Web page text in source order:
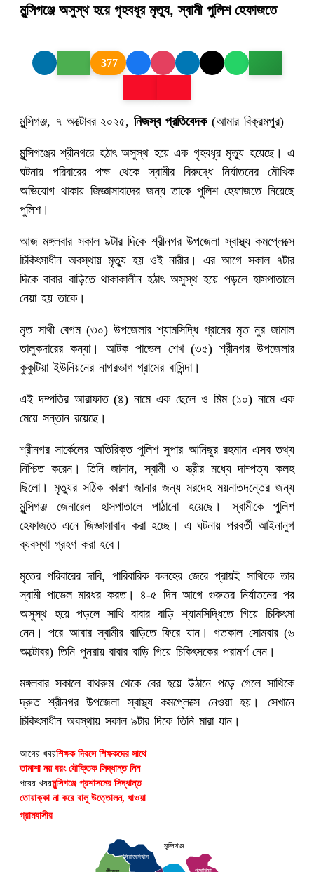
মুন্সিগঞ্জে অসুস্থ হয়ে গৃহবধূর মৃত্যু, স্বামী পুলিশ হেফাজতে
377
মুন্সিগঞ্জ, ৭ অক্টোবর ২০২৫,নিজস্ব প্রতিবেদক (আমার বিক্রমপুর)
মুন্সিগঞ্জের শ্রীনগরে হঠাৎ অসুস্থ হয়ে এক গৃহবধূর মৃত্যু হয়েছে। এ
ঘটনায় পরিবারের পক্ষ থেকে স্বামীর বিরুদ্ধে নির্যাতনের মৌখিক
অভিযোগ থাকায় জিজ্ঞাসাবাদের জন্য তাকে পুলিশ হেফাজতে নিয়েছে
পুলিশ।
আজ মঙ্গলবার সকাল ৯টার দিকে শ্রীনগর উপজেলা স্বাস্থ্য কমপ্লেক্সে
চিকিৎসাধীন অবস্থায় মৃত্যু হয় ওই নারীর। এর আগে সকাল ৭টার
দিকে বাবার বাড়িতে থাকাকালীন হঠাৎ অসুস্থ হয়ে পড়লে হাসপাতালে
নেয়া হয় তাকে।
মৃত সাথী বেগম (৩০) উপজেলার শ্যামসিদ্ধি গ্রামের মৃত নুর জামাল
তালুকদারের কন্যা। আটক পাভেল শেখ (৩৫) শ্রীনগর উপজেলার
কুকুটিয়া ইউনিয়নের নাগরভাগ গ্রামের বাসিন্দা।
এই দম্পতির আরাফাত (৪) নামে এক ছেলে ও মিম (১০) নামে এক
মেয়ে সন্তান রয়েছে।
শ্রীনগর সার্কেলের অতিরিক্ত পুলিশ সুপার আনিছুর রহমান এসব তথ্য
নিশ্চিত করেন। তিনি জানান, স্বামী ও স্ত্রীর মধ্যে দাম্পত্য কলহ
ছিলো। মৃত্যুর সঠিক কারণ জানার জন্য মরদেহ ময়নাতদন্তের জন্য
মুন্সিগঞ্জ জেনারেল হাসপাতালে পাঠানো হয়েছে। স্বামীকে পুলিশ
হেফাজতে এনে জিজ্ঞাসাবাদ করা হচ্ছে। এ ঘটনায় পরবর্তী আইনানুগ
ব্যবস্থা গ্রহণ করা হবে।
মৃতের পরিবারের দাবি, পারিবারিক কলহের জেরে প্রায়ই সাথিকে তার
স্বামী পাভেল মারধর করত। ৪-৫ দিন আগে গুরুতর নির্যাতনের পর
অসুস্থ হয়ে পড়লে সাথি বাবার বাড়ি শ্যামসিদ্ধিতে গিয়ে চিকিৎসা
নেন। পরে আবার স্বামীর বাড়িতে ফিরে যান। গতকাল সোমবার (৬
অক্টোবর) তিনি পুনরায় বাবার বাড়ি গিয়ে চিকিৎসকের পরামর্শ নেন।
মঙ্গলবার সকালে বাথরুম থেকে বের হয়ে উঠানে পড়ে গেলে সাথিকে
দ্রুত শ্রীনগর উপজেলা স্বাস্থ্য কমপ্লেক্সে নেওয়া হয়। সেখানে
চিকিৎসাধীন অবস্থায় সকাল ৯টার দিকে তিনি মারা যান।
আগের খবরশিক্ষক দিবসে শিক্ষকদের সাথে
তামাশা নয় বরং যৌক্তিক সিদ্ধান্ত নিন
পরের খবরমুন্সিগঞ্জে প্রশাসনের সিদ্ধান্ত
তোয়াক্কা না করে বালু উত্তোলন, ধাওয়া
গ্রামবাসীর
সিরাজদিখান
মুন্সিগঞ্জ